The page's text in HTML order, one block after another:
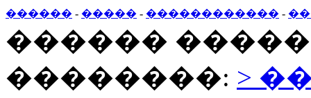
������ - ����� - ������������ -
������
��������: >